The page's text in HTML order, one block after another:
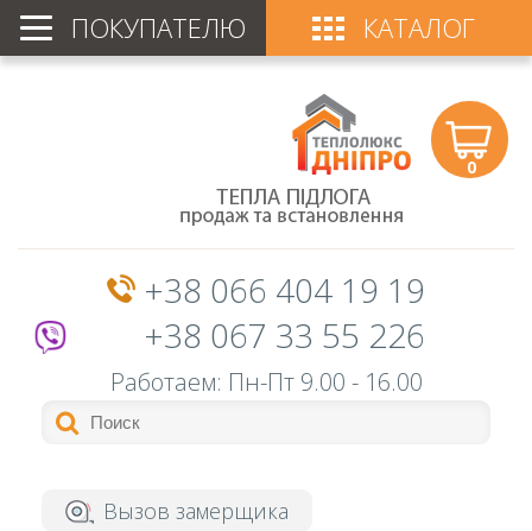
ПОКУПАТЕЛЮ КАТАЛОГ
+38 066 404 19 19
+38 067 33 55 226
Работаем: Пн-Пт 9.00 - 16.00
0
Вызов замерщика